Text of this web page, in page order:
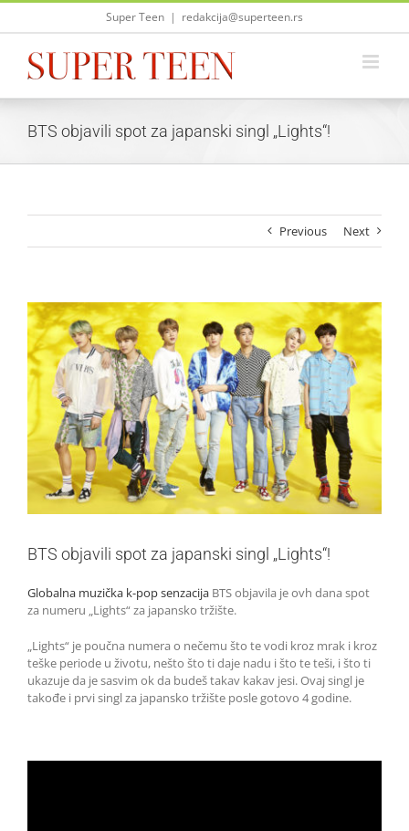
Skip
Super Teen | redakcija@superteen.rs
BTS objavili spot za japanski singl „Lights“!
Previous Next
View
Larger
Image
BTS objavili spot za japanski singl „Lights“!
Globalna muzička k-pop senzacija BTS objavila je ovh dana spot
za numeru „Lights“ za japansko tržište.
„Lights“ je poučna numera o nečemu što te vodi kroz mrak i kroz
teške periode u životu, nešto što ti daje nadu i što te teši, i što ti
ukazuje da je sasvim ok da budeš takav kakav jesi. Ovaj singl je
takođe i prvi singl za japansko tržište posle gotovo 4 godine.